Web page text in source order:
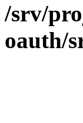
/srv/
oauth/